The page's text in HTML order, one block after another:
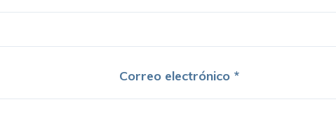
Correo electrónico *